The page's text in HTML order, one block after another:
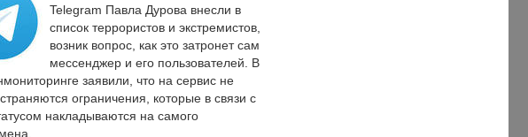
Telegram Павла Дурова внесли в
список террористов и экстремистов,
возник вопрос, как это затронет сам
мессенджер и его пользователей. В
заявили, что на сервис не
ограничения, которые в связи с
накладываются на самого